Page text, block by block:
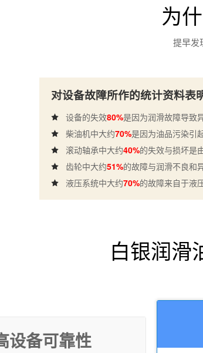
为
提早发
对设备故障所作的统计资料表
设备的失效80%是因为润滑故障导致
柴油机中大约70%是因为油品污染引
滚动轴承中大约40%的失效与损坏是
齿轮中大约51%的故障与润滑不良和
液压系统中大约70%的故障来自于液
白银润滑
设备可靠性